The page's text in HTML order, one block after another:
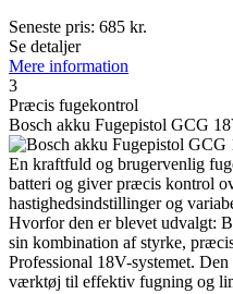
Seneste pris: 685 kr.
Se detaljer
Mere information
3
Præcis fugekontrol
Bosch akku Fugepistol GCG
En kraftfuld og brugervenlig
batteri og giver præcis kontrol
hastighedsindstillinger og
Hvorfor den er blevet udvalgt:
sin kombination af styrke,
Professional 18V-systemet.
værktøj til effektiv fugning og